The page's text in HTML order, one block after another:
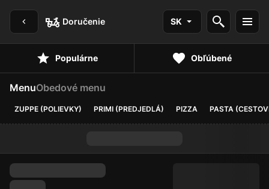
Doručenie SK
Populárne Obľúbené
MenuObedové menu
ZUPPE (POLIEVKY) PRIMI (PREDJEDLÁ) PIZZA PASTA